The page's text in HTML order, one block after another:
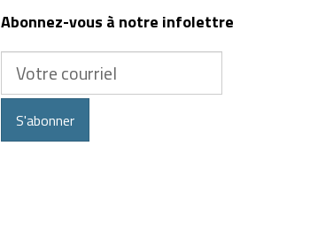
Abonnez-vous à notre infolettre
courriel
S'abonner